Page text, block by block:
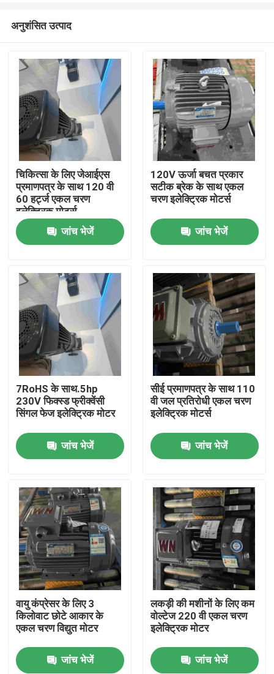
घर
उत्पादों
वीडियो
हमारे बारे में
गुणवत्ता नियंत्रण
संपर्क करें
एक उद्धरण का अनुरोध करें
उच्च दक्षता वाली इलेक्ट्रिक मोटर
सिंगल फेज इलेक्ट्रिक मोटर्स
अनुशंसित उत्पाद
चिकित्सा के लिए जेआईएस
प्रमाणपत्र के साथ 120 वी
60 हर्ट्ज एकल चरण
इलेक्ट्रिक मोटर्स
जांच भेजें
120V ऊर्जा बचत प्रकार
सटीक ब्रेक के साथ एकल
चरण इलेक्ट्रिक मोटर्स
जांच भेजें
7RoHS के साथ.5hp
230V फिक्स्ड फ्रीक्वेंसी
सिंगल फेज इलेक्ट्रिक मोटर
जांच भेजें
सीई प्रमाणपत्र के साथ 110
वी जल प्रतिरोधी एकल चरण
इलेक्ट्रिक मोटर्स
जांच भेजें
वायु कंप्रेसर के लिए 3
किलोवाट छोटे आकार के
एकल चरण विद्युत मोटर
जांच भेजें
लकड़ी की मशीनों के लिए कम
वोल्टेज 220 वी एकल चरण
इलेक्ट्रिक मोटर
जांच भेजें